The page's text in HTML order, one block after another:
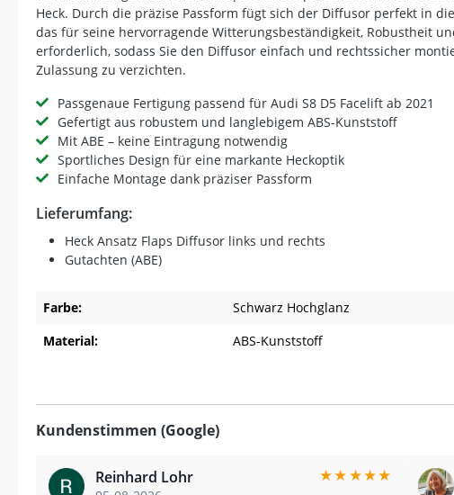
Heck. Durch die präzise Passform fügt sich der Diffusor perfekt in
das für seine hervorragende Witterungsbeständigkeit, Robustheit
erforderlich, sodass Sie den Diffusor einfach und rechtssicher
Zulassung zu verzichten.
Passgenaue Fertigung passend für Audi S8 D5 Facelift ab 2021
Gefertigt aus robustem und langlebigem ABS-Kunststoff
Mit ABE – keine Eintragung notwendig
Sportliches Design für eine markante Heckoptik
Einfache Montage dank präziser Passform
Lieferumfang:
Heck Ansatz Flaps Diffusor links und rechts
Gutachten (ABE)
Farbe:
Schwarz Hochglanz
Material:
ABS-Kunststoff
Kundenstimmen (Google)
Reinhard Lohr ★★★★★